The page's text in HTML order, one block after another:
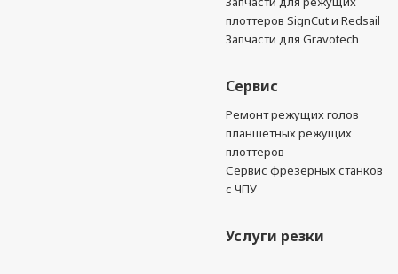
плоттеров SignCut и Redsail
Запчасти для Gravotech
Сервис
Ремонт режущих голов
планшетных режущих
плоттеров
Сервис фрезерных станков
с ЧПУ
Услуги резки